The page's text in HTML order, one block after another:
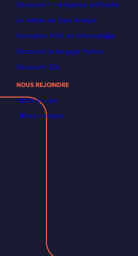
Découvrir l’intelligence artificielle
Le métier de Data Analyst
Formation POEI en informatique
Découvrir le langage Python
Découvrir SQL
NOUS REJOINDRE
Notre équipe
Offres d’emploi